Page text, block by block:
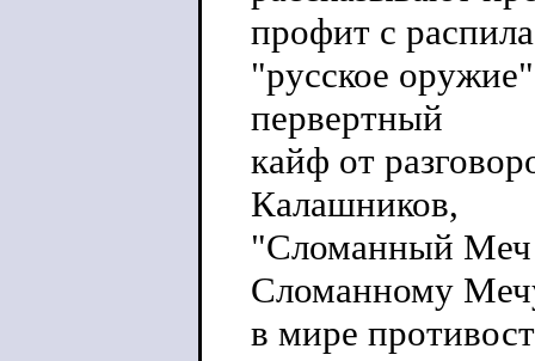
профит с
"русское
первертный
кайф от
Калашников,
"Сломанный Меч
Сломанному
в мире